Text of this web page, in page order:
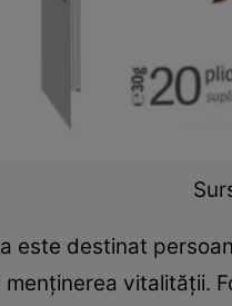
este destinat
vitalității.